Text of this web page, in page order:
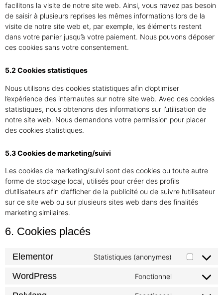
facilitons la visite de notre site web. Ainsi, vous n’avez pas besoin
de saisir à plusieurs reprises les mêmes informations lors de la
visite de notre site web et, par exemple, les éléments restent
dans votre panier jusqu’à votre paiement. Nous pouvons déposer
ces cookies sans votre consentement.
5.2 Cookies statistiques
Nous utilisons des cookies statistiques afin d’optimiser
l’expérience des internautes sur notre site web. Avec ces cookies
statistiques, nous obtenons des informations sur l’utilisation de
notre site web. Nous demandons votre permission pour placer
des cookies statistiques.
5.3 Cookies de marketing/suivi
Les cookies de marketing/suivi sont des cookies ou toute autre
forme de stockage local, utilisés pour créer des profils
d’utilisateurs afin d’afficher de la publicité ou de suivre l’utilisateur
sur ce site web ou sur plusieurs sites web dans des finalités
marketing similaires.
6. Cookies placés
Elementor Statistiques (anonymes)
WordPress Fonctionnel